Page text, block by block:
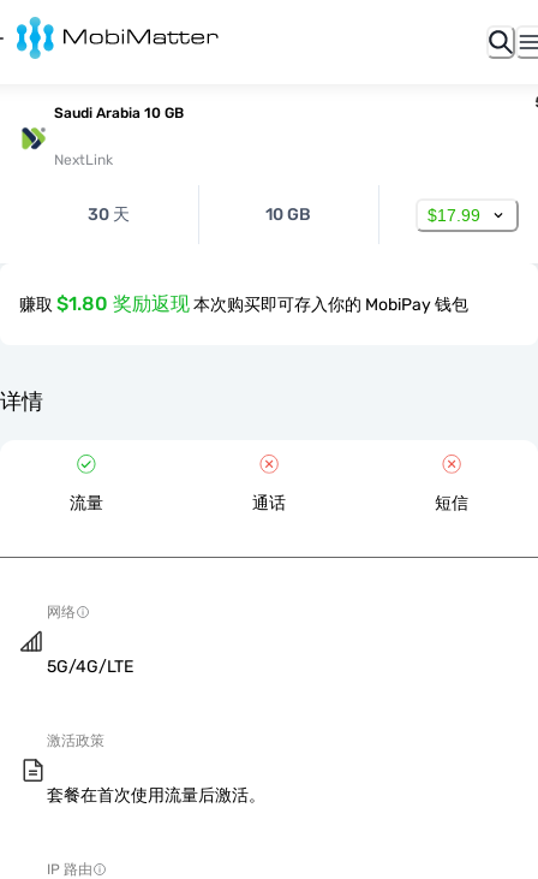
Saudi Arabia 10 GB
NextLink
30 天 10 GB $17.99
赚取 $1.80 奖励返现本次购买即可存入你的 MobiPay 钱包
详情
流量 通话 短信
网络
5G/4G/LTE
激活政策
套餐在首次使用流量后激活。
IP 路由